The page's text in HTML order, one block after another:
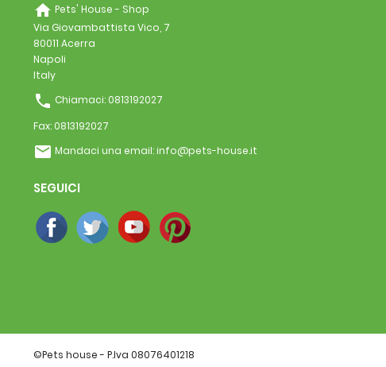
home Pets' House - Shop
Via Giovambattista Vico, 7
80011 Acerra
Napoli
Italy
phone Chiamaci: 0813192027
Fax: 0813192027
email Mandaci una email:info@pets-house.it
SEGUICI
©Pets house - P.Iva 08076401218